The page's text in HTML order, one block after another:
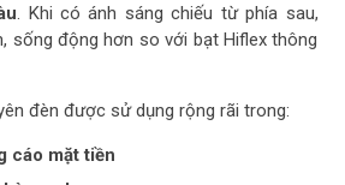
. Khi có ánh sáng chiếu từ phía sau,
sống động hơn so với bạt Hiflex thông
đèn được sử dụng rộng rãi trong:
cáo mặt tiền